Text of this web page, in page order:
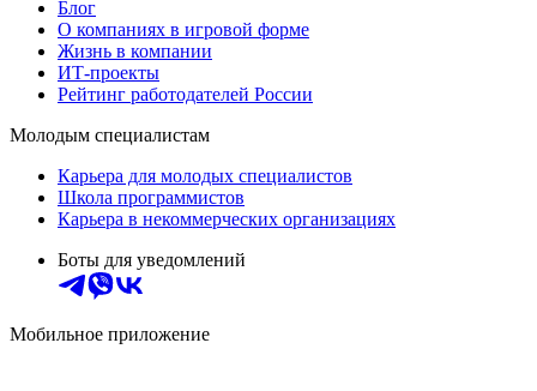
Блог
О компаниях в игровой форме
Жизнь в компании
ИТ-проекты
Рейтинг работодателей России
Молодым специалистам
Карьера для молодых специалистов
Школа программистов
Карьера в некоммерческих организациях
Боты для уведомлений
Мобильное приложение